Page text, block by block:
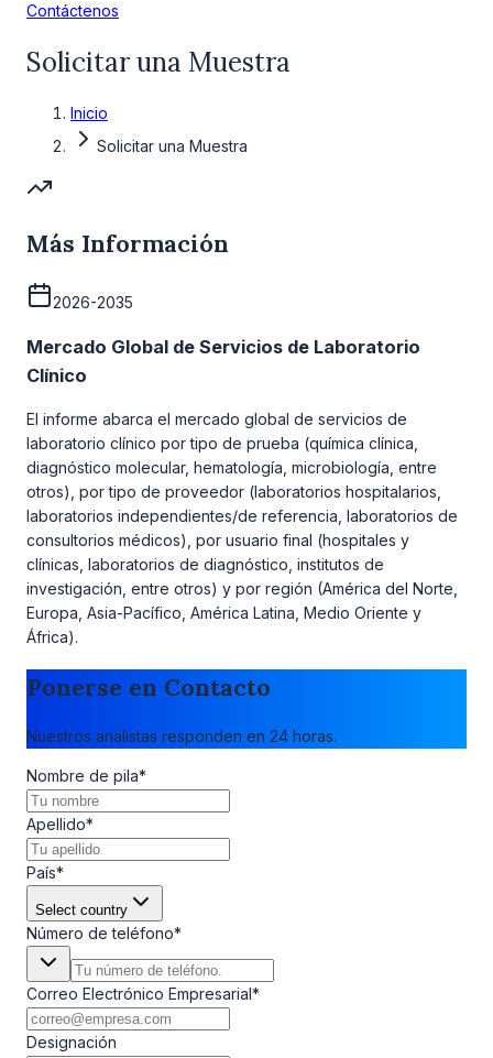
Contáctenos
Solicitar una Muestra
Inicio
Solicitar una Muestra
Más Información
2026-2035
Mercado Global de Servicios de Laboratorio
Clínico
El informe abarca el mercado global de servicios de
laboratorio clínico por tipo de prueba (química clínica,
diagnóstico molecular, hematología, microbiología, entre
otros), por tipo de proveedor (laboratorios hospitalarios,
laboratorios independientes/de referencia, laboratorios de
consultorios médicos), por usuario final (hospitales y
clínicas, laboratorios de diagnóstico, institutos de
investigación, entre otros) y por región (América del Norte,
Europa, Asia-Pacífico, América Latina, Medio Oriente y
África).
Ponerse en Contacto
Nuestros analistas responden en 24 horas.
Nombre de pila*
Apellido*
País*
Select country
Número de teléfono*
Correo Electrónico Empresarial*
Designación